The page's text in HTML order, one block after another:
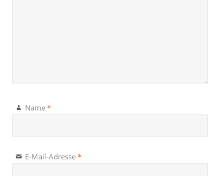
Name *
E-Mail-Adresse *